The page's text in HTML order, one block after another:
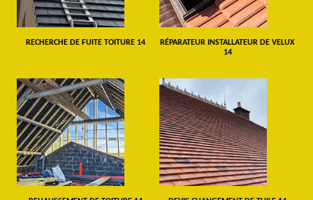
RECHERCHE DE FUITE TOITURE 14
RÉPARATEUR INSTALLATEUR DE VELUX
14